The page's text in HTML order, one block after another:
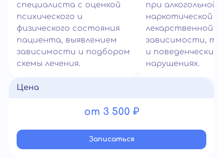
специалиста с оценкой
психического и
физического состояния
пациента, выявлением
зависимости и подбором
схемы лечения.
при алкогольной,
наркотической
лекарственной
зависимости,
и поведенческих
нарушениях.
Цена
от 3 500 ₽
Записатьcя